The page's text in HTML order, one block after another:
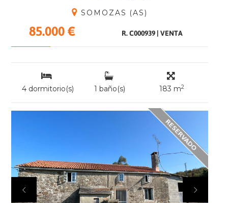
SOMOZAS (AS)
85.000 € R. C000939 |VENTA
4 dormitorio(s) 1 baño(s) 183 m2

